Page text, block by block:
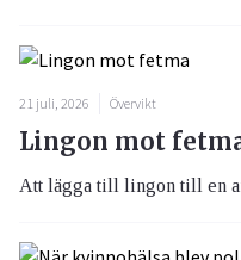
21 juli, 2026 Övervikt
Lingon mot
Att lägga till lingon till en